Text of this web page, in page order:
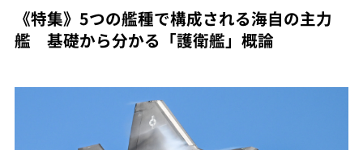
《特集》5つの艦種で構成される海自の主力
艦 基礎から分かる「護衛艦」概論